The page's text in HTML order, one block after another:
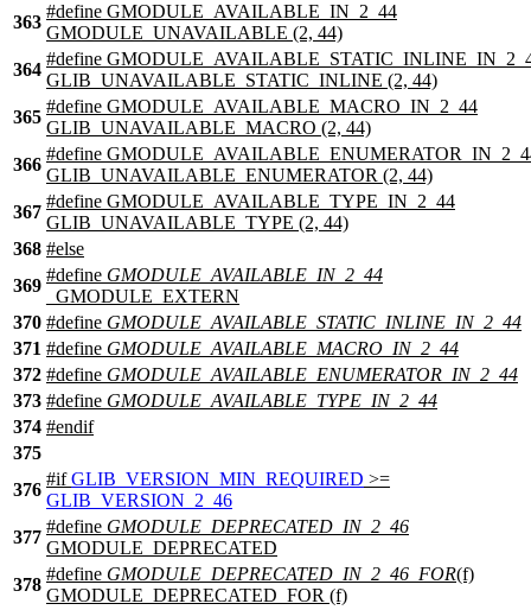
363
#define GMODULE_AVAILABLE_IN_2_44
GMODULE_UNAVAILABLE (2, 44)
364
#define
GLIB_UNAVAILABLE_STATIC_INLINE (2, 44)
365
#define GMODULE_AVAILABLE_MACRO_IN_2_44
GLIB_UNAVAILABLE_MACRO (2, 44)
366
#define
GLIB_UNAVAILABLE_ENUMERATOR (2, 44)
367
#define GMODULE_AVAILABLE_TYPE_IN_2_44
GLIB_UNAVAILABLE_TYPE (2, 44)
368 #else
369
#define GMODULE_AVAILABLE_IN_2_44
_GMODULE_EXTERN
370 #define GMODULE_AVAILABLE_STATIC_INLINE_IN_2_44
371 #define GMODULE_AVAILABLE_MACRO_IN_2_44
372 #define GMODULE_AVAILABLE_ENUMERATOR_IN_2_44
373 #define GMODULE_AVAILABLE_TYPE_IN_2_44
374 #endif
375
376
#if GLIB_VERSION_MIN_REQUIRED >=
GLIB_VERSION_2_46
377
#define GMODULE_DEPRECATED_IN_2_46
GMODULE_DEPRECATED
378
#define GMODULE_DEPRECATED_IN_2_46_FOR(f)
GMODULE_DEPRECATED_FOR (f)